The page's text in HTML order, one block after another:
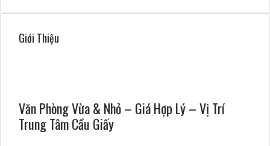
Giới Thiệu
Văn Phòng Vừa & Nhỏ – Giá Hợp Lý – Vị Trí
Trung Tâm Cầu Giấy